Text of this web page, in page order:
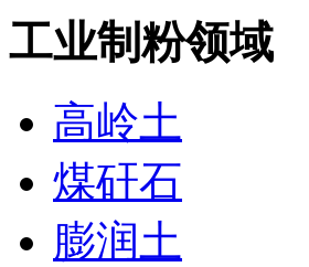
工业制粉领域
高岭土
煤矸石
膨润土